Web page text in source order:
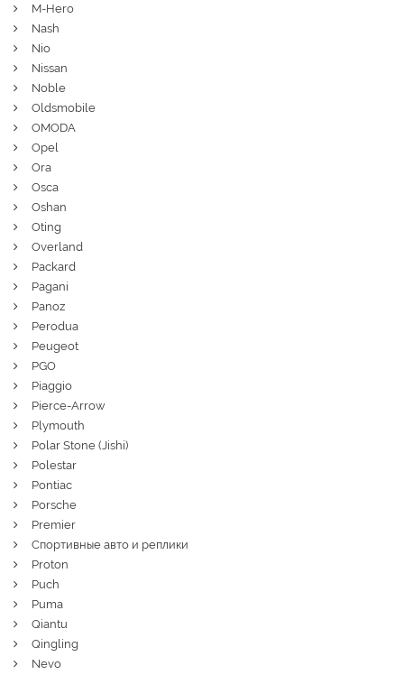
M-Hero
Nash
Nio
Nissan
Noble
Oldsmobile
OMODA
Opel
Ora
Osca
Oshan
Oting
Overland
Packard
Pagani
Panoz
Perodua
Peugeot
PGO
Piaggio
Pierce-Arrow
Plymouth
Polar Stone (Jishi)
Polestar
Pontiac
Porsche
Premier
Спортивные авто и реплики
Proton
Puch
Puma
Qiantu
Qingling
Nevo